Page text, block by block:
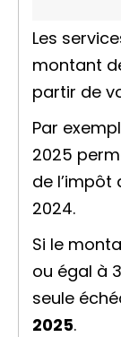
Les
montant
partir de
Par
2025
de l’impôt
2024.
Si le
ou égal à
seule
2025.